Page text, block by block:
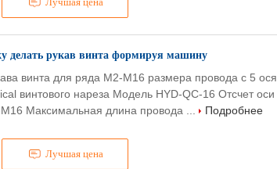
делать рукав винта формируя машину
Лучшая цена
винта для ряда M2-M16 размера провода с 5
винтового нареза Модель HYD-QC-16 Отсчет оси
Максимальная длина провода ...
Подробнее